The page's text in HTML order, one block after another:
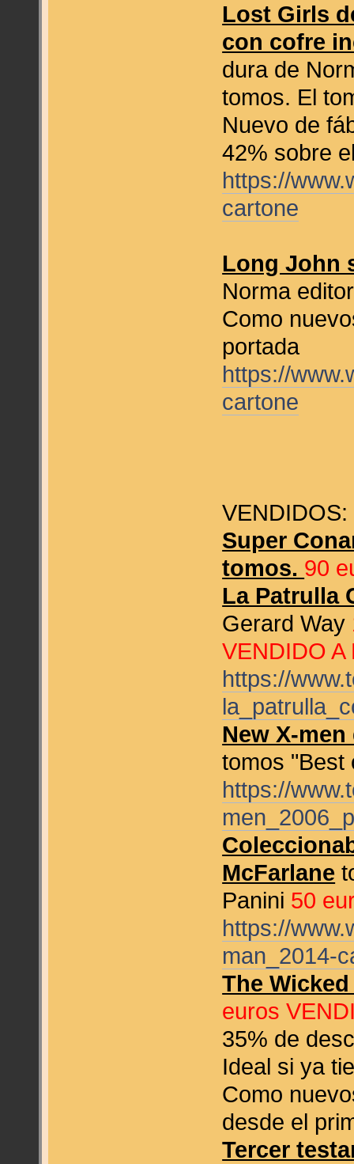
Lost Girls
con cofre
dura de
tomos. El
Nuevo de
42% sobre
https://
cartone
Long John
Norma
Como
portada
https://
cartone
VENDIDOS:
Super
tomos. 90
La Patrulla
Gerard Way
VENDIDO A
https://
New X-
tomos
https://
McFarlane
Panini 50
https://
man_2014-
The
euros
35% de
Ideal si ya
Como
desde el
Tercer